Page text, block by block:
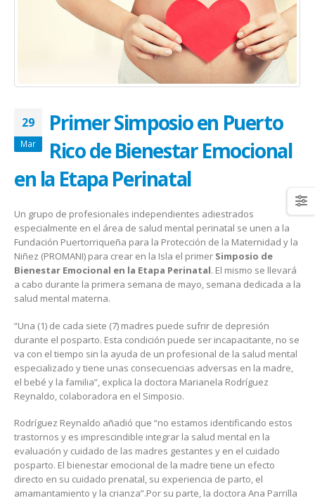
29
Mar
Primer Simposio en Puerto
Rico de Bienestar Emocional
en la Etapa Perinatal
Un grupo de profesionales independientes adiestrados
especialmente en el área de salud mental perinatal se unen a la
Fundación Puertorriqueña para la Protección de la Maternidad y la
Niñez (PROMANI) para crear en la Isla el primer Simposio de
Bienestar Emocional en la Etapa Perinatal. El mismo se llevará
a cabo durante la primera semana de mayo, semana dedicada a la
salud mental materna.
“Una (1) de cada siete (7) madres puede sufrir de depresión
durante el posparto. Esta condición puede ser incapacitante, no se
va con el tiempo sin la ayuda de un profesional de la salud mental
especializado y tiene unas consecuencias adversas en la madre,
el bebé y la familia”, explica la doctora Marianela Rodríguez
Reynaldo, colaboradora en el Simposio.
Rodríguez Reynaldo añadió que “no estamos identificando estos
trastornos y es imprescindible integrar la salud mental en la
evaluación y cuidado de las madres gestantes y en el cuidado
posparto. El bienestar emocional de la madre tiene un efecto
directo en su cuidado prenatal, su experiencia de parto, el
amamantamiento y la crianza”.Por su parte, la doctora Ana Parrilla
abrazar la salud oncológica